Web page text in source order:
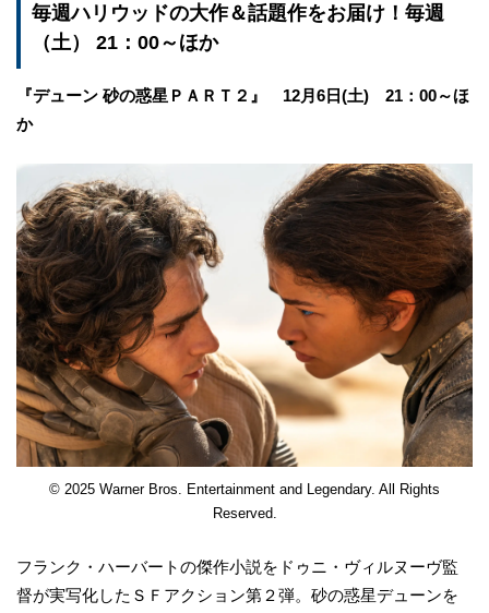
毎週ハリウッドの大作＆話題作をお届け！毎週
（土） 21：00～ほか
『デューン 砂の惑星​ＰＡＲＴ２』 12月6日(土) 21：00～ほ
か
© 2025 Warner Bros. Entertainment and Legendary. All Rights
Reserved.
フランク・ハーバートの傑作小説をドゥニ・ヴィルヌーヴ監
督が実写化したＳＦアクション第２弾。砂の惑星デューンを